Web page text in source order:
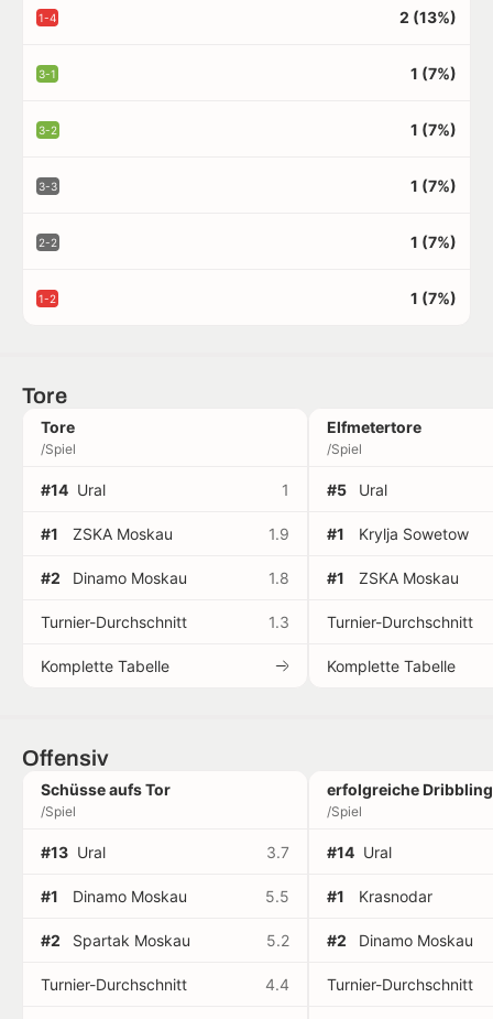
1-4 2 (13%)
3-1 1 (7%)
3-2 1 (7%)
3-3 1 (7%)
2-2 1 (7%)
1-2 1 (7%)
Tore
Tore
/Spiel
#14 Ural 1
#1 ZSKA Moskau 1.9
#2 Dinamo Moskau 1.8
Turnier-Durchschnitt 1.3
Komplette Tabelle
Elfmetertore
/Spiel
#5 Ural
#1 Krylja Sowetow
#1 ZSKA Moskau
Turnier-Durchschnitt
Komplette Tabelle
Offensiv
Schüsse aufs Tor
/Spiel
#13 Ural 3.7
#1 Dinamo Moskau 5.5
#2 Spartak Moskau 5.2
Turnier-Durchschnitt 4.4
erfolgreiche
/Spiel
#14 Ural
#1 Krasnodar
#2 Dinamo Moskau
Turnier-Durchschnitt